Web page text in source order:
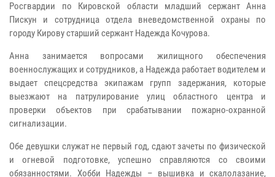
Росгвардии по Кировской области младший сержант Анна
Пискун и сотрудница отдела вневедомственной охраны по
городу Кирову старший сержант Надежда Кочурова.
Анна занимается вопросами жилищного обеспечения
военнослужащих и сотрудников, а Надежда работает водителем и
выдает спецсредства экипажам групп задержания, которые
выезжают на патрулирование улиц областного центра и
проверки объектов при срабатывании пожарно-охранной
сигнализации.
Обе девушки служат не первый год, сдают зачеты по физической
и огневой подготовке, успешно справляются со своими
обязанностями. Хобби Надежды – вышивка и скалолазание,